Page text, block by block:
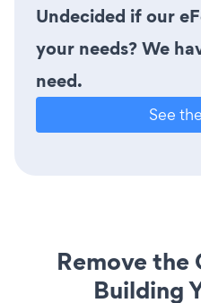
Undecided if our
your needs? We
need.
See
Remove the
Building